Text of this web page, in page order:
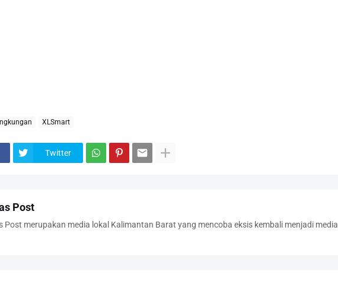
XLSmart
Twitter
Post
Post merupakan media lokal Kalimantan Barat yang mencoba eksis kembali menjadi media